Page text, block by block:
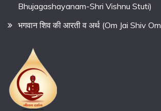
Bhujagashayanam-Shri Vishnu Stuti)
भगवान शिव की आरती व अर्थ (Om Jai Shiv